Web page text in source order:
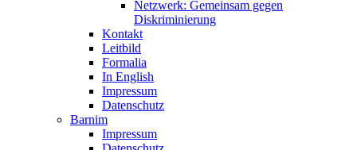
Netzwerk: Gemeinsam gegen
Diskriminierung
Kontakt
Leitbild
Formalia
In English
Impressum
Datenschutz
Barnim
Impressum